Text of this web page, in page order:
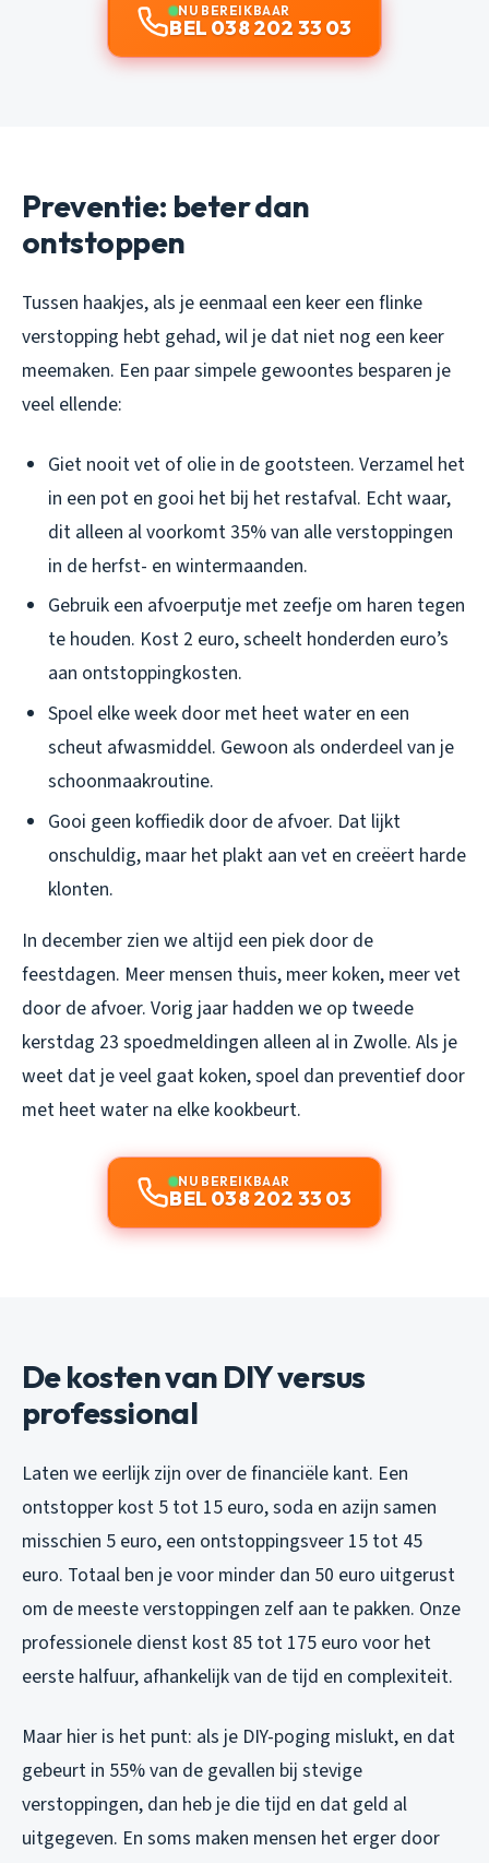
NU BEREIKBAAR
BEL 038 202 33 03
Preventie: beter dan
ontstoppen
Tussen haakjes, als je eenmaal een keer een flinke
verstopping hebt gehad, wil je dat niet nog een keer
meemaken. Een paar simpele gewoontes besparen je
veel ellende:
Giet nooit vet of olie in de gootsteen. Verzamel het
in een pot en gooi het bij het restafval. Echt waar,
dit alleen al voorkomt 35% van alle verstoppingen
in de herfst- en wintermaanden.
Gebruik een afvoerputje met zeefje om haren tegen
te houden. Kost 2 euro, scheelt honderden euro’s
aan ontstoppingkosten.
Spoel elke week door met heet water en een
scheut afwasmiddel. Gewoon als onderdeel van je
schoonmaakroutine.
Gooi geen koffiedik door de afvoer. Dat lijkt
onschuldig, maar het plakt aan vet en creëert harde
klonten.
In december zien we altijd een piek door de
feestdagen. Meer mensen thuis, meer koken, meer vet
door de afvoer. Vorig jaar hadden we op tweede
kerstdag 23 spoedmeldingen alleen al in Zwolle. Als je
weet dat je veel gaat koken, spoel dan preventief door
met heet water na elke kookbeurt.
NU BEREIKBAAR
BEL 038 202 33 03
De kosten van DIY versus
professional
Laten we eerlijk zijn over de financiële kant. Een
ontstopper kost 5 tot 15 euro, soda en azijn samen
misschien 5 euro, een ontstoppingsveer 15 tot 45
euro. Totaal ben je voor minder dan 50 euro uitgerust
om de meeste verstoppingen zelf aan te pakken. Onze
professionele dienst kost 85 tot 175 euro voor het
eerste halfuur, afhankelijk van de tijd en complexiteit.
Maar hier is het punt: als je DIY-poging mislukt, en dat
gebeurt in 55% van de gevallen bij stevige
verstoppingen, dan heb je die tijd en dat geld al
uitgegeven. En soms maken mensen het erger door